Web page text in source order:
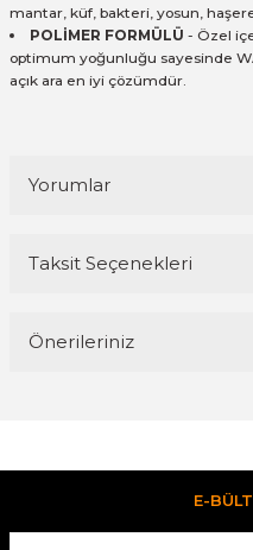
mantar, küf, bakteri, yosun,
POLİMER FORMÜLÜ - Özel
optimum yoğunluğu sayesinde
açık ara en iyi çözümdür.
Yorumlar
Taksit Seçenekleri
Önerileriniz
Görüş ve önerileriniz için
Ürün resmi kalitesiz, bozuk
E-